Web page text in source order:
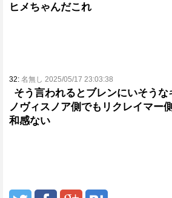
ヒメちゃんだこれ
32: 名無し 2025/05/17 23:03:38
そう言われるとブレンにいそう
ノヴィスノア側でもリクレイマー
和感ない